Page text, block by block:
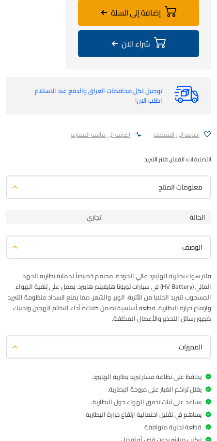
إضافة إلى السلة
شراء الان
توصيل لكل محافظات العراق والدفع عند الاستلام
اطلب الان!
اضافة الى المفضلة اضافة الى قائمة المقارنة
التصنيفات:الفلاتر,فلتر التبريد
معلومات المنتج
الحالة تجاري
الوصف
فلتر هواء بطارية الهايبرد عالي الجودة، مصمم خصيصاً لحماية بطارية الجهد
العالي (HV Battery) في سيارات تويوتا هايلايندر هايبرد. يعمل على تنقية الهواء
المسحوب لتبريد الخلايا من الأتربة، الوبر، والشعر، مما يمنع انسداد منظومة التبريد
وارتفاع حرارة البطارية. قطعة أساسية تضمن كفاءة أداء النظام الهجين وتجنبك
ظهور رسائل التحذير والأعطال المكلفة.
المميزات
يحافظ على نظافة مسار تبريد بطارية الهايبرد.
يقلل تراكم الغبار على مروحة البطارية.
يساعد على ثبات تدفق الهواء حول البطارية.
يساهم في تقليل احتمالية ارتفاع حرارة البطارية.
قطعة تجارية متوافقة